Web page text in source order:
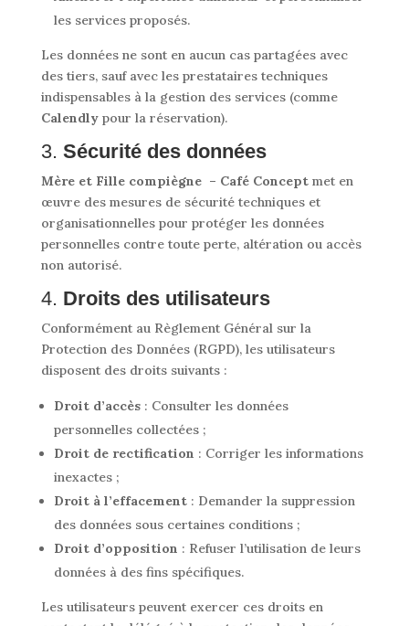
les services proposés.
Les données ne sont en aucun cas partagées avec
des tiers, sauf avec les prestataires techniques
indispensables à la gestion des services (comme
Calendlypour la réservation).
3. Sécurité des données
Mère et Fille compiègne – Café Conceptmet en
œuvre des mesures de sécurité techniques et
organisationnelles pour protéger les données
personnelles contre toute perte, altération ou accès
non autorisé.
4. Droits des utilisateurs
Conformément au Règlement Général sur la
Protection des Données (RGPD), les utilisateurs
disposent des droits suivants :
Droit d’accès: Consulter les données
personnelles collectées ;
Droit de rectification : Corriger les informations
inexactes ;
Droit à l’effacement: Demander la suppression
des données sous certaines conditions ;
Droit d’opposition : Refuser l’utilisation de leurs
données à des fins spécifiques.
Les utilisateurs peuvent exercer ces droits en